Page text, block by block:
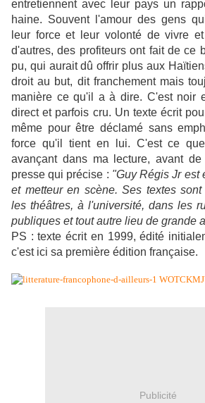
entretiennent avec leur pays un
haine. Souvent l'amour des gens
leur force et leur volonté de vivre
d'autres, des profiteurs ont fait de ce
pu, qui aurait dû offrir plus aux
droit au but, dit franchement mais
manière ce qu'il a à dire. C'est noir
direct et parfois cru. Un texte écrit
même pour être déclamé sans
force qu'il tient en lui. C'est ce
avançant dans ma lecture, avant
presse qui précise : "Guy Régis Jr est
et metteur en scène. Ses textes
les théâtres, à l'université, dans les
publiques et tout autre lieu de grande
PS : texte écrit en 1999, édité
c'est ici sa première édition française.
Publicité